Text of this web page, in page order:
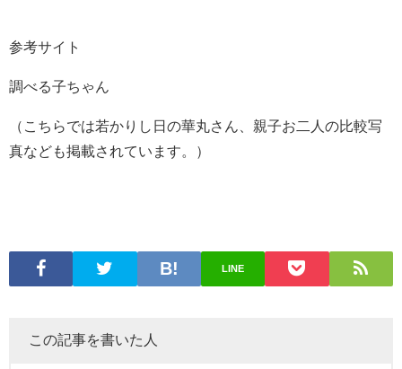
参考サイト
調べる子ちゃん
（こちらでは若かりし日の華丸さん、親子お二人の比較写
真なども掲載されています。）
LINE
この記事を書いた人